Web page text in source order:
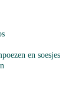
en soesjes